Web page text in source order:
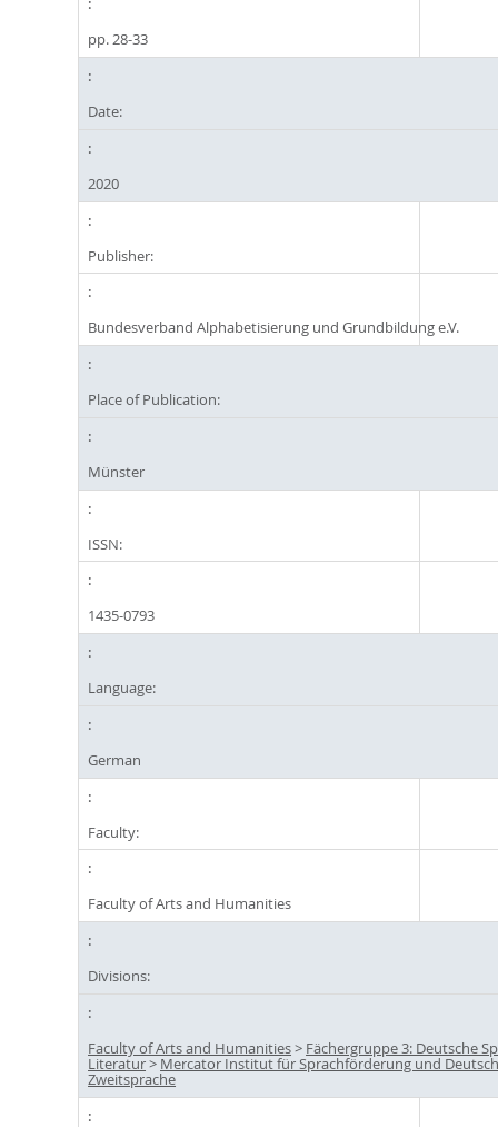
pp. 28-33
Date:
2020
Publisher:
Bundesverband Alphabetisierung und Grundbildung e.V.
Place of Publication:
Münster
ISSN:
1435-0793
Language:
German
Faculty:
Faculty of Arts and Humanities
Divisions:
Faculty of Arts and Humanities> Fächergruppe 3: Deutsche
Literatur> Mercator Institut für Sprachförderung und
Zweitsprache